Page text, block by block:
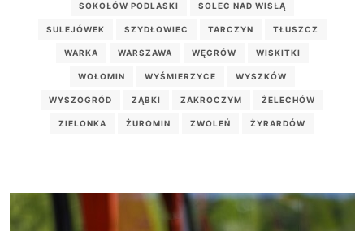
SOKOŁÓW PODLASKI SOLEC NAD WISŁĄ
SULEJÓWEK SZYDŁOWIEC TARCZYN TŁUSZCZ
WARKA WARSZAWA WĘGRÓW WISKITKI
WOŁOMIN WYŚMIERZYCE WYSZKÓW
WYSZOGRÓD ZĄBKI ZAKROCZYM ŻELECHÓW
ZIELONKA ŻUROMIN ZWOLEŃ ŻYRARDÓW